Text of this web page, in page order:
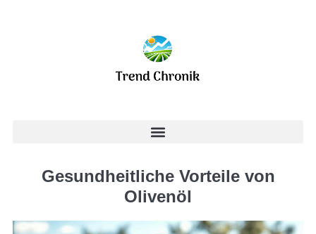
Gesundheitliche Vorteile von
Olivenöl